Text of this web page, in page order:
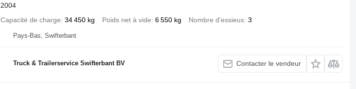
2004
Capacité de charge 34 450 kg Poids net à vide 6 550 kg Nombre d'essieux 3
Pays-Bas, Swifterbant
Truck & Trailerservice Swifterbant BV Contacter le vendeur